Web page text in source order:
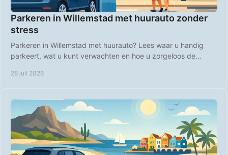
Parkeren in Willemstad met huurauto zonder
stress
Parkeren in Willemstad met huurauto? Lees waar u handig
parkeert, wat u kunt verwachten en hoe u zorgeloos de
28 juli 2026